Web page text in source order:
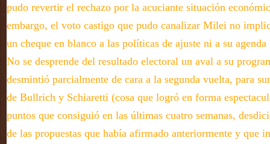
pudo revertir el rechazo por la acuciante situación
embargo, el voto castigo que pudo canalizar Milei no
un cheque en blanco a las políticas de ajuste ni a su
No se desprende del resultado electoral un aval a su
desmintió parcialmente de cara a la segunda vuelta, para
de Bullrich y Schiaretti (cosa que logró en forma
puntos que consiguió en las últimas cuatro semanas,
de las propuestas que había afirmado anteriormente y que